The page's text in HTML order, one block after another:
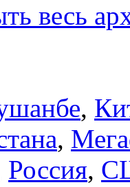
весь
,
,
Россия,